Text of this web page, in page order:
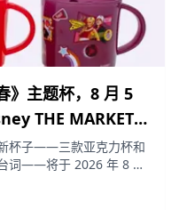
》主题杯，8 月 5
THE MARKET”
杯子——三款亚克力杯和
词——将于 2026 年 8 月
先行发售。并将
全国零售店正式上架。